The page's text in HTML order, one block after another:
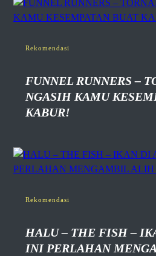
Rekomendasi
FUNNEL RUNNERS –
NGASIH KAMU
KABUR!
Rekomendasi
HALU – THE FISH –
INI PERLAHAN